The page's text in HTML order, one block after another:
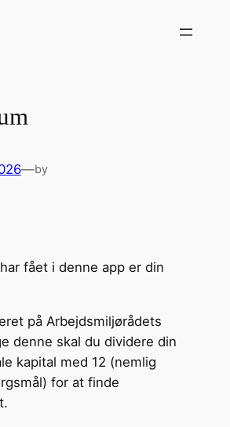
—by
fået i denne app er din
på Arbejdsmiljørådets
denne skal du dividere din
kapital med 12 (nemlig
for at finde